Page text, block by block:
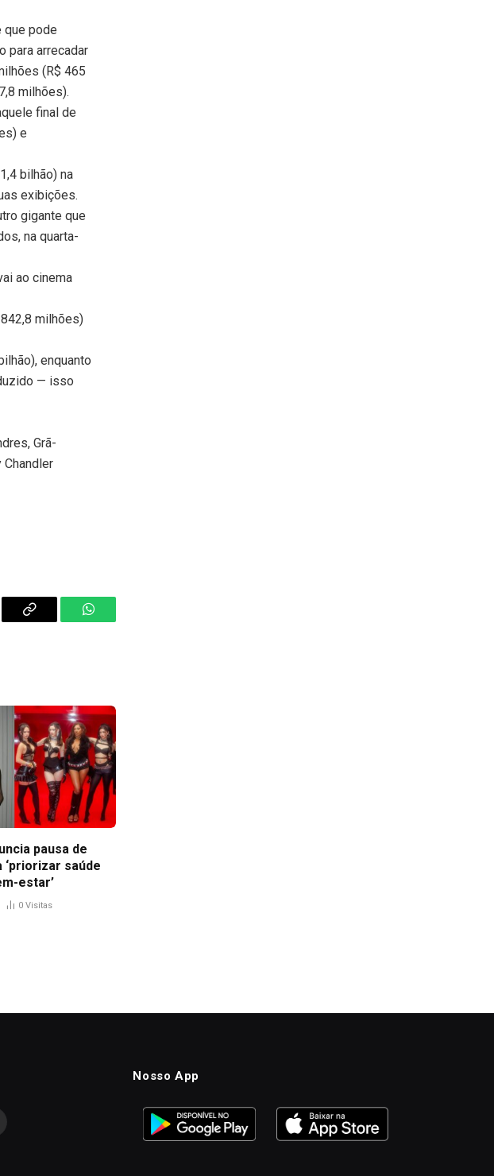
que pode
para arrecadar
(R$ 465
milhões).
final de
e
bilhão) na
exibições.
gigante que
na quarta-
ao cinema
milhões)
enquanto
— isso
Grã-
Chandler
Copy
WhatsApp
pausa de
‘priorizar saúde
estar’
0 Visitas
Nosso App